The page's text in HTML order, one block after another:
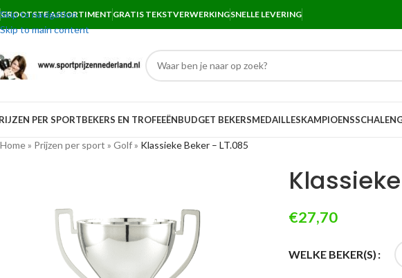
Skip to navigation
Skip to main content
GROOTSTE ASSORTIMENT GRATIS TEKSTVERWERKINGSNELLE LEVERING
PER SPORTBEKERS EN TROFEEËNBUDGET BEKERSMEDAILLESKAMPIOENSSCHALEN
Home» Prijzen per sport » Golf» Klassieke Beker – LT.085
€27,70
WELKE BEKER(S)